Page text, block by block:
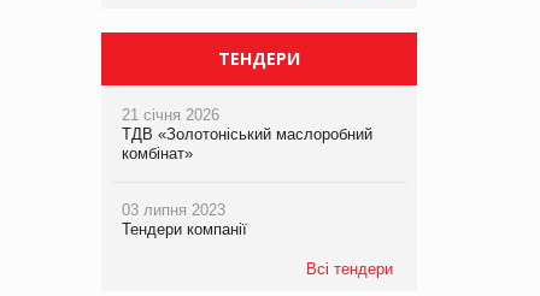
ТЕНДЕРИ
21 січня 2026
ТДВ «Золотоніський маслоробний
комбінат»
03 липня 2023
Тендери компанії
Всі тендери